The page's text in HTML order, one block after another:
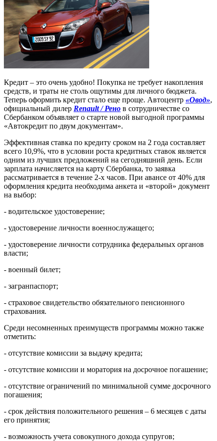
Кредит – это очень удобно! Покупка не требует накопления
средств, и траты не столь ощутимы для личного бюджета.
Теперь оформить кредит стало еще проще. Автоцентр «Овод»,
официальный дилер Renault / Рено в сотрудничестве со
Сбербанком объявляет о старте новой выгодной программы
«Автокредит по двум документам».
Эффективная ставка по кредиту сроком на 2 года составляет
всего 10,9%, что в условии роста кредитных ставок является
одним из лучших предложений на сегодняшний день. Если
зарплата начисляется на карту Сбербанка, то заявка
рассматривается в течение 2-х часов. При авансе от 40% для
оформления кредита необходима анкета и «второй» документ
на выбор:
- водительское удостоверение;
- удостоверение личности военнослужащего;
- удостоверение личности сотрудника федеральных органов
власти;
- военный билет;
- загранпаспорт;
- страховое свидетельство обязательного пенсионного
страхования.
Среди несомненных преимуществ программы можно также
отметить:
- отсутствие комиссии за выдачу кредита;
- отсутствие комиссии и моратория на досрочное погашение;
- отсутствие ограничений по минимальной сумме досрочного
погашения;
- срок действия положительного решения – 6 месяцев с даты
его принятия;
- возможность учета совокупного дохода супругов;